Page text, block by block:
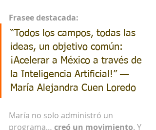
Frasee destacada:
“Todos los campos, todas las
ideas, un objetivo común:
¡Acelerar a México a través de
la Inteligencia Artificial!” —
María Alejandra Cuen Loredo
María no solo administró un
programa… creó un movimiento. Y